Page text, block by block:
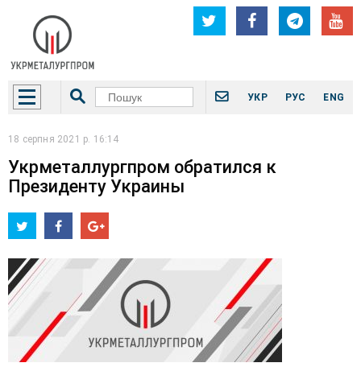
УКР РУС ENG
18 серпня 2021 р. 16:14
Укрметаллургпром обратился к
Президенту Украины